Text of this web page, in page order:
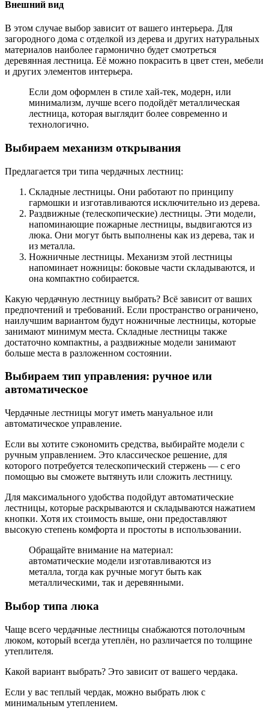
Внешний вид
В этом случае выбор зависит от вашего интерьера. Для
загородного дома с отделкой из дерева и других натуральных
материалов наиболее гармонично будет смотреться
деревянная лестница. Её можно покрасить в цвет стен, мебели
и других элементов интерьера.
Если дом оформлен в стиле хай-тек, модерн, или
минимализм, лучше всего подойдёт металлическая
лестница, которая выглядит более современно и
технологично.
Выбираем механизм открывания
Предлагается три типа чердачных лестниц:
Складные лестницы. Они работают по принципу
гармошки и изготавливаются исключительно из дерева.
Раздвижные (телескопические) лестницы. Эти модели,
напоминающие пожарные лестницы, выдвигаются из
люка. Они могут быть выполнены как из дерева, так и
из металла.
Ножничные лестницы. Механизм этой лестницы
напоминает ножницы: боковые части складываются, и
она компактно собирается.
Какую чердачную лестницу выбрать? Всё зависит от ваших
предпочтений и требований. Если пространство ограничено,
наилучшим вариантом будут ножничные лестницы, которые
занимают минимум места. Складные лестницы также
достаточно компактны, а раздвижные модели занимают
больше места в разложенном состоянии.
Выбираем тип управления: ручное или
автоматическое
Чердачные лестницы могут иметь мануальное или
автоматическое управление.
Если вы хотите сэкономить средства, выбирайте модели с
ручным управлением. Это классическое решение, для
которого потребуется телескопический стержень — с его
помощью вы сможете вытянуть или сложить лестницу.
Для максимального удобства подойдут автоматические
лестницы, которые раскрываются и складываются нажатием
кнопки. Хотя их стоимость выше, они предоставляют
высокую степень комфорта и простоты в использовании.
Обращайте внимание на материал:
автоматические модели изготавливаются из
металла, тогда как ручные могут быть как
металлическими, так и деревянными.
Выбор типа люка
Чаще всего чердачные лестницы снабжаются потолочным
люком, который всегда утеплён, но различается по толщине
утеплителя.
Какой вариант выбрать? Это зависит от вашего чердака.
Если у вас теплый чердак, можно выбрать люк с
минимальным утеплением.